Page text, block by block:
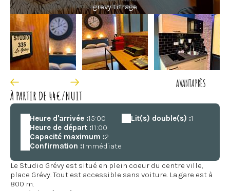
grevy titrage
AVANTAPRÈS
À PARTIR DE 44€/NUIT
Heure d'arrivée :15:00
Heure de départ :11:00
Capacité maximum :2
Confirmation :Immédiate
Lit(s) double(s) :1
Le Studio Grévy est situé en plein coeur du centre ville,
place Grévy. Tout est accessible sans voiture. La gare est à
800 m.